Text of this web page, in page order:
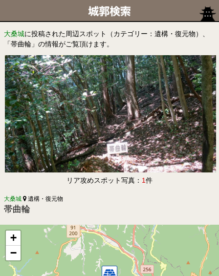
大桑城に投稿された周辺スポット（カテゴリー：遺構・復元物）、
「帯曲輪」の情報がご覧頂けます。
リア攻めスポット写真： 1件
大桑城 遺構・復元物
帯曲輪
+
−